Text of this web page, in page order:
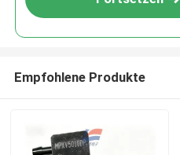
Empfohlene Produkte